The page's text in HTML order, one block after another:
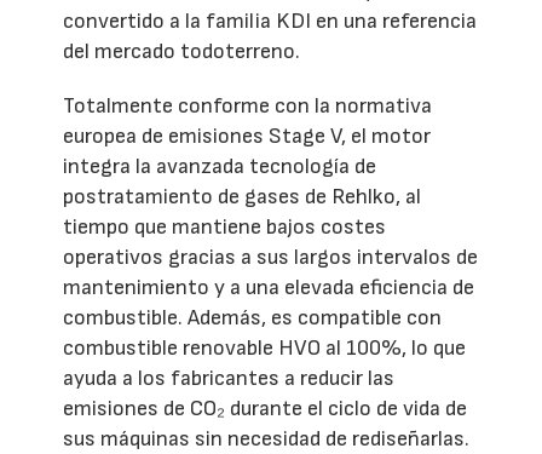
convertido a la familia KDI en una referencia
del mercado todoterreno.
Totalmente conforme con la normativa
europea de emisiones Stage V, el motor
integra la avanzada tecnología de
postratamiento de gases de Rehlko, al
tiempo que mantiene bajos costes
operativos gracias a sus largos intervalos de
mantenimiento y a una elevada eficiencia de
combustible. Además, es compatible con
combustible renovable HVO al 100%, lo que
ayuda a los fabricantes a reducir las
emisiones de CO₂ durante el ciclo de vida de
sus máquinas sin necesidad de rediseñarlas.